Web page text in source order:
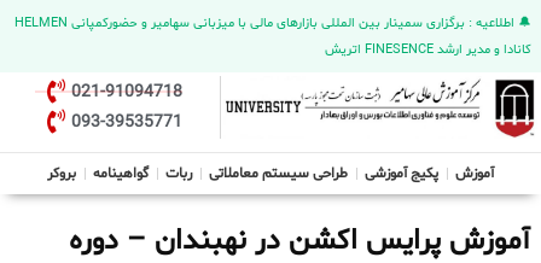
🔔 اطلاعیه : برگزاری سمینار بین المللی بازارهای مالی با میزبانی سهامیر و حضورکمپانی HELMEN
کانادا و مدیر ارشد FINESENCE اتریش
021-91094718
093-39535771
آموزش پکیج آموزشی طراحی سیستم معاملاتی ربات گواهینامه بروکر
آموزش پرایس اکشن در نهبندان – دوره